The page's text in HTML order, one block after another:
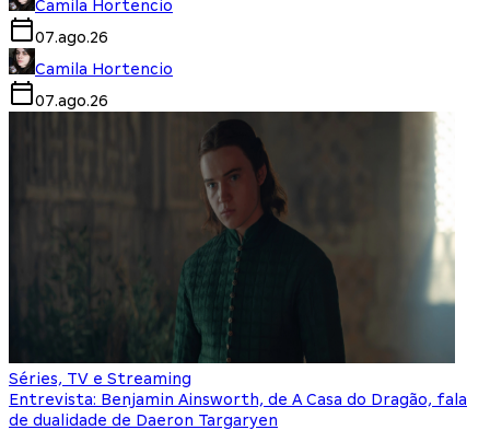
Camila Hortencio
07.ago.26
Camila Hortencio
07.ago.26
Séries, TV e Streaming
Entrevista: Benjamin Ainsworth, de A Casa do Dragão, fala
de dualidade de Daeron Targaryen